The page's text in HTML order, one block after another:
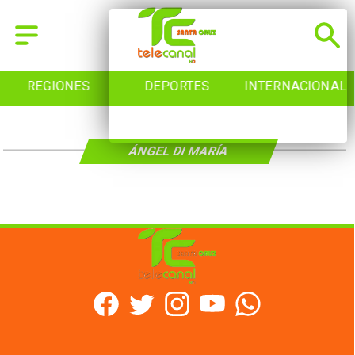
REGIONES DEPORTES INTERNACIONAL
ÁNGEL DI MARÍA